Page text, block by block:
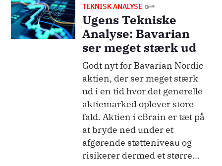
Billede TEKNISK ANALYSE
Ugens Tekniske
Analyse: Bavarian
ser meget stærk ud
Godt nyt for Bavarian Nordic-
aktien, der ser meget stærk
ud i en tid hvor det generelle
aktiemarked oplever store
fald. Aktien i cBrain er tæt på
at bryde ned under et
afgørende støtteniveau og
risikerer dermed et større...